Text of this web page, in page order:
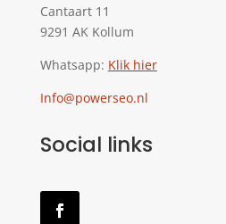
Cantaart 11
9291 AK Kollum
Whatsapp: Klik hier
Info@powerseo.nl
Social links